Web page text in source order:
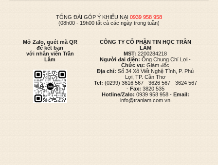
TỔNG ĐÀI GÓP Ý KHIẾU NẠI 0939 958 958
(08h00 - 19h00 tất cả các ngày trong tuần)
Mở Zalo, quét mã QR
để kết bạn
với nhân viên Trần
Lâm
CÔNG TY CỔ PHẦN TIN HỌC TRẦN
LÂM
MST: 2200284218
Người đại diện: Ông Chung Chí Lợi -
Chức vụ: Giám đốc
Địa chỉ: Số 34 Xô Viết Nghệ Tĩnh, P. Phú
Lợi, TP. Cần Thơ
Tel: (0299) 3616 567 - 3626 567 - 3624 567
- Fax: 3820 535
Hotline/Zalo: 0939 958 958 - Email:
info@tranlam.com.vn